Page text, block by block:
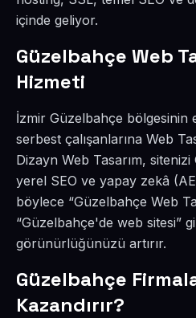
içinde geliyor.
Güzelbahçe Web
Hizmeti
İzmir Güzelbahçe bölgesinin
serbest çalışanlarına Web
Dizayn Web Tasarım,
yerel SEO ve yapay zekâ
böylece “Güzelbahçe Web
“Güzelbahçe'de web sitesi”
görünürlüğünüzü artırır.
Güzelbahçe
Kazandırır?